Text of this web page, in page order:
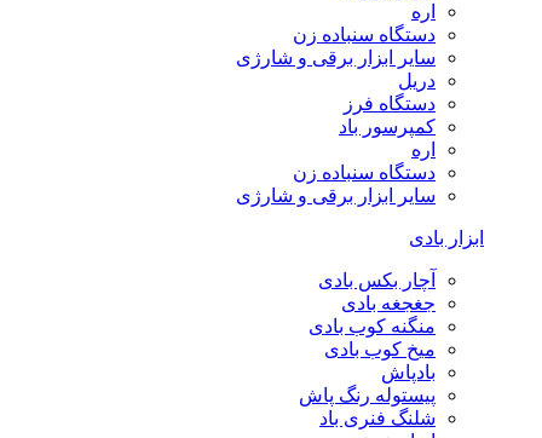
اره
دستگاه سنباده زن
سایر ابزار برقی و شارژی
دریل
دستگاه فرز
کمپرسور باد
اره
دستگاه سنباده زن
سایر ابزار برقی و شارژی
ابزار بادی
آچار بکس بادی
جغجغه بادی
منگنه کوب بادی
میخ کوب بادی
بادپاش
پیستوله رنگ پاش
شلنگ فنری باد